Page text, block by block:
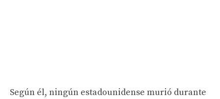
Según él, ningún estadounidense murió durante